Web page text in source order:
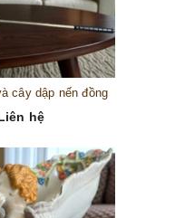
cây dập nến đồng
hệ